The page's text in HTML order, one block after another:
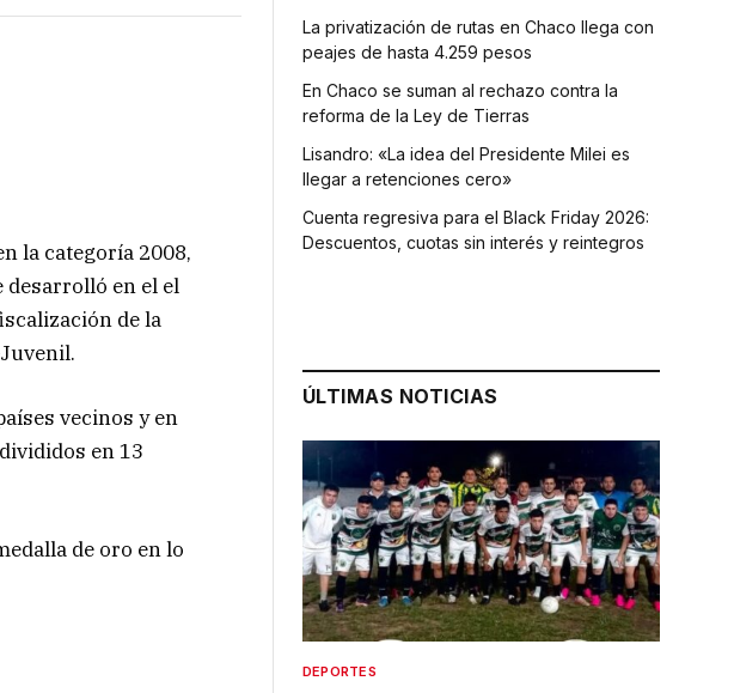
la categoría 2008,
desarrolló en el el
de la
vecinos y en
en 13
de oro en lo
La privatización de rutas en Chaco llega con
peajes de hasta 4.259 pesos
En Chaco se suman al rechazo contra la
reforma de la Ley de Tierras
Lisandro: «La idea del Presidente Milei es
llegar a retenciones cero»
Cuenta regresiva para el Black Friday 2026:
Descuentos, cuotas sin interés y reintegros
ÚLTIMAS NOTICIAS
DEPORTES